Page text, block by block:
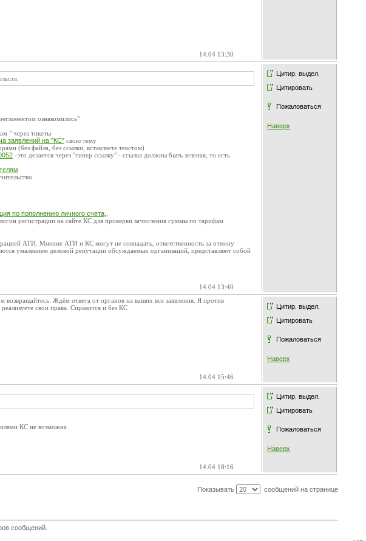
14.04 13:30
Цитир. выдел.
Цитировать
Пожаловаться
Наверх
ознакомились"
" через тикеты
заявлений на "КС" свою тему
(без файла, без ссылки, вставляете текстом)
-это делается через "гипер ссылку" - ссылка должны быть зеленая, то есть
по пополнению личного счета;;
регистрации на сайте КС для проверки зачисления суммы по тарифам
АТИ. Мнение АТИ и КС могут не совпадать, ответственность за отмену
умалением деловой репутации обсуждаемых организаций, представляют собой
14.04 13:40
Цитир. выдел.
Цитировать
Пожаловаться
Наверх
возвращайтесь. Ждём ответа от органов на ваших все заявления. Я против
свои права. Справится и без КС
14.04 15:46
Цитир. выдел.
Цитировать
Пожаловаться
Наверх
КС не возможна
14.04 18:16
Показывать сообщений на странице
сообщений.